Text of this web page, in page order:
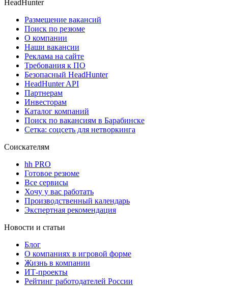
HeadHunter
Размещение вакансий
Поиск по резюме
О компании
Наши вакансии
Реклама на сайте
Требования к ПО
Безопасный HeadHunter
HeadHunter API
Партнерам
Инвесторам
Каталог компаний
Поиск по вакансиям в Барабинске
Сетка: соцсеть для нетворкинга
Соискателям
hh PRO
Готовое резюме
Все сервисы
Хочу у вас работать
Производственный календарь
Экспертная рекомендация
Новости и статьи
Блог
О компаниях в игровой форме
Жизнь в компании
ИТ-проекты
Рейтинг работодателей России